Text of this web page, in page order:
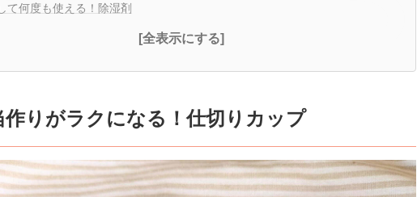
て何度も使える！除湿剤
[全表示にする]
作りがラクになる！仕切りカップ